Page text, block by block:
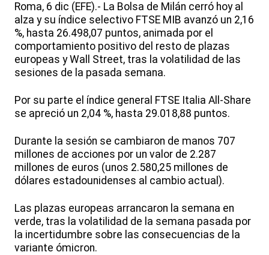
Roma, 6 dic (EFE).- La Bolsa de Milán cerró hoy al
alza y su índice selectivo FTSE MIB avanzó un 2,16
%, hasta 26.498,07 puntos, animada por el
comportamiento positivo del resto de plazas
europeas y Wall Street, tras la volatilidad de las
sesiones de la pasada semana.
Por su parte el índice general FTSE Italia All-Share
se apreció un 2,04 %, hasta 29.018,88 puntos.
Durante la sesión se cambiaron de manos 707
millones de acciones por un valor de 2.287
millones de euros (unos 2.580,25 millones de
dólares estadounidenses al cambio actual).
Las plazas europeas arrancaron la semana en
verde, tras la volatilidad de la semana pasada por
la incertidumbre sobre las consecuencias de la
variante ómicron.